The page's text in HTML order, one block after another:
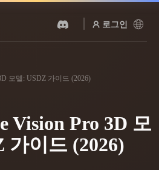
로그인
오브
요.
텍스트 프롬프트를 3D 오브
모델: USDZ 가이드 (2026)
Vision Pro 3D 모
가이드 (2026)